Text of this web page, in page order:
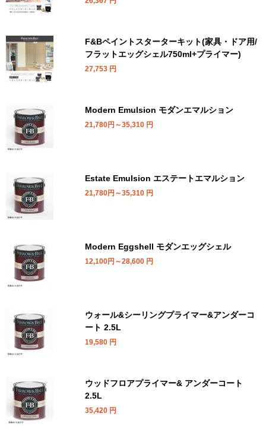
F&Bペイントスターターキット(家具・ドア用/
フラットエッグシェル750ml+プライマー)
27,753 円
Modern Emulsion モダンエマルション
21,780円～35,310 円
Estate Emulsion エステートエマルション
21,780円～35,310 円
Modern Eggshell モダンエッグシェル
12,100円～28,600 円
ウォール&シーリングプライマー&アンダーコ
ート 2.5L
19,580 円
ウッドフロアプライマー& アンダーコート
2.5L
35,420 円